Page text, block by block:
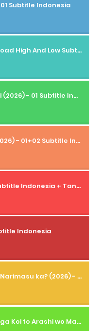
Subtitle Indonesia
Seluruh Link Download High And Low Subtitle Indonesia
Ichijigen no Sashiki (2026) - 01 Subtitle Indonesia
Wasurenagusa (2026) - 01+02 Subtitle Indonesia
First Love (2022) Subtitle Indonesia + Tanpa Iklan + Streaming + 1080p
Indonesia
Mou Ichido Fufu ni Narimasu ka? (2026) - 01 Subtitle Indonesia
Natsuiro no Kumo ga Koi to Arashi wo Makiokosu (2026) - 01 Subtitle Indonesia